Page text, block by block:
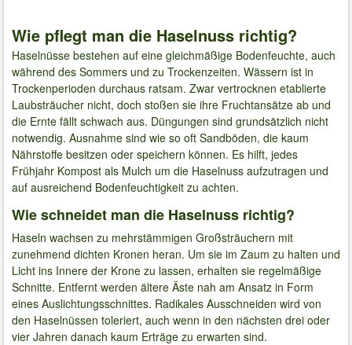
Wie pflegt man die Haselnuss richtig?
Haselnüsse bestehen auf eine gleichmäßige Bodenfeuchte, auch
während des Sommers und zu Trockenzeiten. Wässern ist in
Trockenperioden durchaus ratsam. Zwar vertrocknen etablierte
Laubsträucher nicht, doch stoßen sie ihre Fruchtansätze ab und
die Ernte fällt schwach aus. Düngungen sind grundsätzlich nicht
notwendig. Ausnahme sind wie so oft Sandböden, die kaum
Nährstoffe besitzen oder speichern können. Es hilft, jedes
Frühjahr Kompost als Mulch um die Haselnuss aufzutragen und
auf ausreichend Bodenfeuchtigkeit zu achten.
Wie schneidet man die Haselnuss richtig?
Haseln wachsen zu mehrstämmigen Großsträuchern mit
zunehmend dichten Kronen heran. Um sie im Zaum zu halten und
Licht ins Innere der Krone zu lassen, erhalten sie regelmäßige
Schnitte. Entfernt werden ältere Äste nah am Ansatz in Form
eines Auslichtungsschnittes. Radikales Ausschneiden wird von
den Haselnüssen toleriert, auch wenn in den nächsten drei oder
vier Jahren danach kaum Erträge zu erwarten sind.